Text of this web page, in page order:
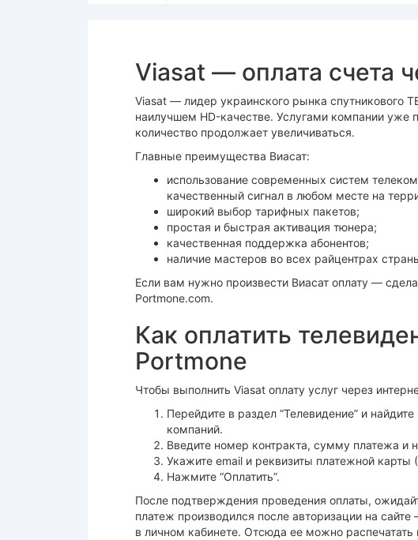
Viasat — оплата счета
Viasat — лидер украинского рынка спутникового
наилучшем HD-качестве. Услугами компании уже
количество продолжает увеличиваться.
Главные преимущества Виасат:
использование современных систем
качественный сигнал в любом месте на
широкий выбор тарифных пакетов;
простая и быстрая активация тюнера;
качественная поддержка абонентов;
наличие мастеров во всех райцентрах
Если вам нужно произвести Виасат оплату —
Portmone.com.
Как оплатить
Portmone
Чтобы выполнить Viasat оплату услуг через
Перейдите в раздел “Телевидение” и
компаний.
Введите номер контракта, сумму платежа и
Укажите email и реквизиты платежной
Нажмите “Оплатить”.
После подтверждения проведения оплаты,
платеж производился после авторизации на
в личном кабинете. Отсюда ее можно